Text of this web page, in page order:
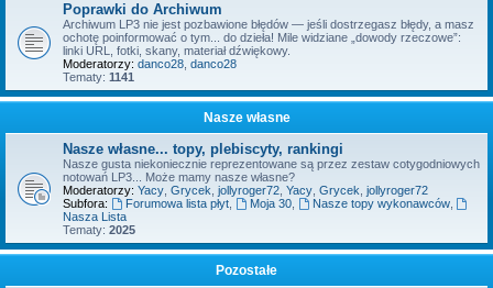
Poprawki do Archiwum
Archiwum LP3 nie jest pozbawione błędów — jeśli dostrzegasz błędy, a masz
ochotę poinformować o tym... do dzieła! Mile widziane „dowody rzeczowe”:
linki URL, fotki, skany, materiał dźwiękowy.
Moderatorzy: danco28 danco28
Tematy: 1141
Nasze własne
Nasze własne... topy, plebiscyty, rankingi
Nasze gusta niekoniecznie reprezentowane są przez zestaw cotygodniowych
notowań LP3... Może mamy nasze własne?
Moderatorzy: Yacy Grycek jollyroger72 Yacy Grycek jollyroger72
Subfora:
Forumowa lista płyt, Moja 30, Nasze topy wykonawców,
Nasza Lista
Tematy: 2025
Pozostałe